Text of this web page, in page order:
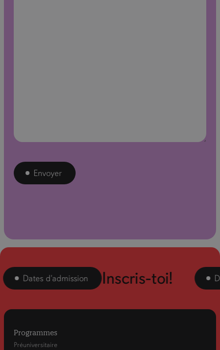
Envoyer
Dates d'admission Inscris-toi!
Programmes
Préuniversitaire